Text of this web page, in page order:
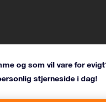
og som vil vare for
stjerneside i dag!